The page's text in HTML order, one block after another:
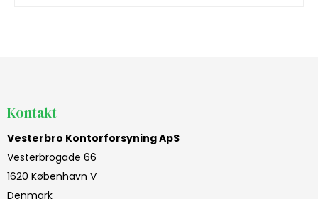
Kontakt
Vesterbro Kontorforsyning ApS
Vesterbrogade 66
1620 København V
Denmark